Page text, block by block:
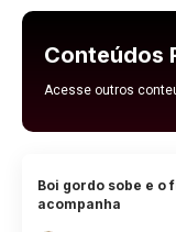
Conteúdos
Acesse outros
Boi gordo sobe e o
acompanha